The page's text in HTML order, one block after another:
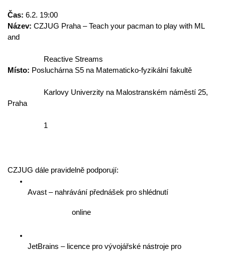
Čas: 6.2. 19:00
Název: CZJUG Praha – Teach your pacman to play with ML
and
                  Reactive Streams
Místo: Posluchárna S5 na Matematicko-fyzikální fakultě
Praha
                  1
CZJUG dále pravidelně podporují:
Avast – nahrávání přednášek pro shlédnutí
                      online
JetBrains – licence pro vývojářské nástroje pro